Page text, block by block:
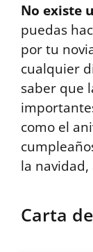
No existe
puedas
por tu
cualquier
saber que
como el
la
Carta